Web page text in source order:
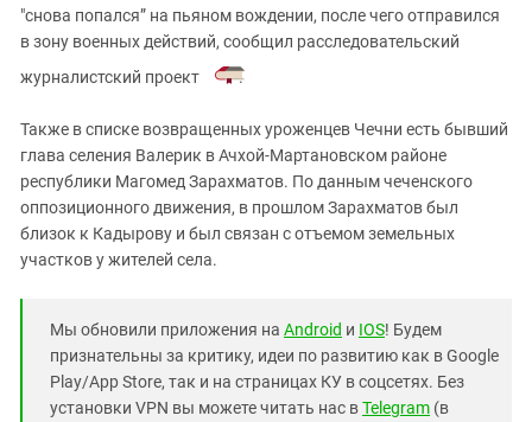
"снова попался” на пьяном вождении, после чего отправился
в зону военных действий, сообщил расследовательский
журналистский проект
.
Также в списке возвращенных уроженцев Чечни есть бывший
глава селения Валерик в Ачхой-Мартановском районе
республики Магомед Зарахматов. По данным чеченского
оппозиционного движения, в прошлом Зарахматов был
близок к Кадырову и был связан с отъемом земельных
участков у жителей села.
Мы обновили приложения на Android и IOS! Будем
признательны за критику, идеи по развитию как в Google
Play/App Store, так и на страницах КУ в соцсетях. Без
установки VPN вы можете читать нас вTelegram (в